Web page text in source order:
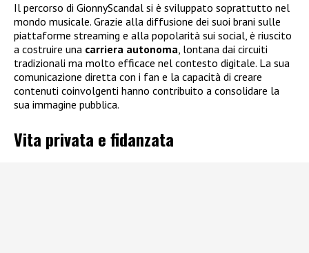
Il percorso di GionnyScandal si è sviluppato soprattutto nel
mondo musicale. Grazie alla diffusione dei suoi brani sulle
piattaforme streaming e alla popolarità sui social, è riuscito
a costruire una carriera autonoma, lontana dai circuiti
tradizionali ma molto efficace nel contesto digitale. La sua
comunicazione diretta con i fan e la capacità di creare
contenuti coinvolgenti hanno contribuito a consolidare la
sua immagine pubblica.
Vita privata e fidanzata